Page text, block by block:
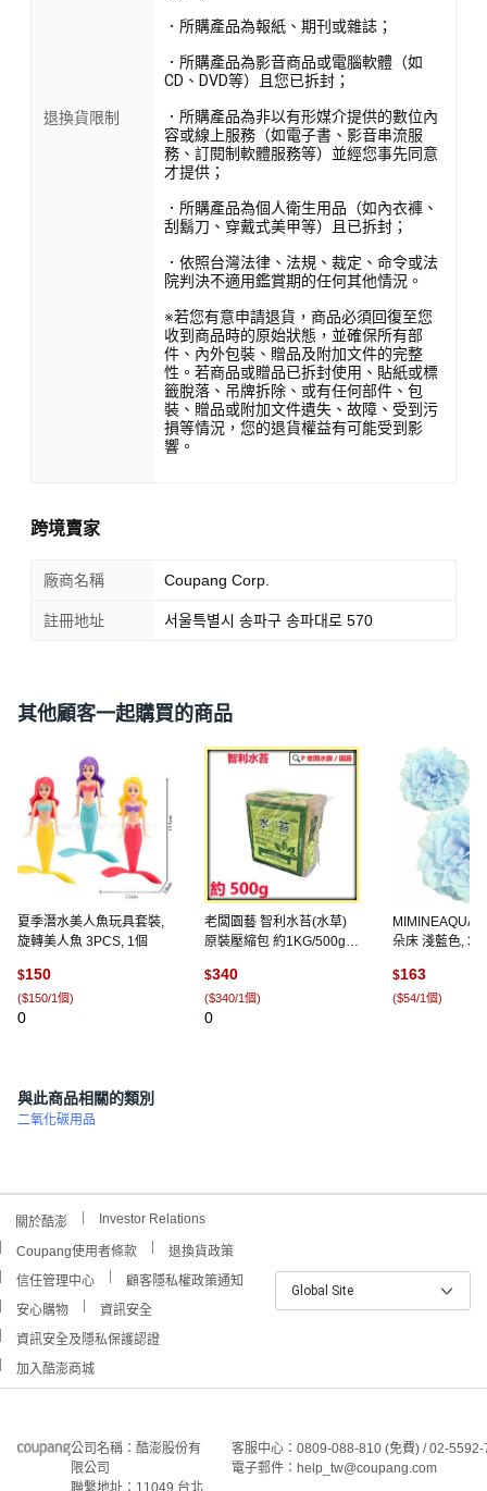
退換貨限制
．所購產品為報紙、期刊或雜誌；
．所購產品為影音商品或電腦軟體（如
CD、DVD等）且您已拆封；
．所購產品為非以有形媒介提供的數位內
容或線上服務（如電子書、影音串流服
務、訂閱制軟體服務等）並經您事先同意
才提供；
．所購產品為個人衛生用品（如內衣褲、
刮鬍刀、穿戴式美甲等）且已拆封；
．依照台灣法律、法規、裁定、命令或法
院判決不適用鑑賞期的任何其他情況。
※若您有意申請退貨，商品必須回復至您
收到商品時的原始狀態，並確保所有部
件、內外包裝、贈品及附加文件的完整
性。若商品或贈品已拆封使用、貼紙或標
籤脫落、吊牌拆除、或有任何部件、包
裝、贈品或附加文件遺失、故障、受到污
損等情況，您的退貨權益有可能受到影
響。
跨境賣家
廠商名稱 Coupang Corp.
註冊地址 서울특별시 송파구 송파대로 570
其他顧客一起購買的商品
夏季潛水美人魚玩具套裝,
旋轉美人魚 3PCS, 1個
$150
($150/1個)
0
老闆園藝 智利水苔(水草)
原裝壓縮包 約1KG/500g,
$340
($340/1個)
0
MIMINEAQUA
朵床 淺藍色, 3個
$163
($54/1個)
與此商品相關的類別
二氧化碳用品
關於酷澎 Investor Relations
Coupang使用者條款
退換貨政策
信任管理中心
顧客隱私權政策通知
安心購物
資訊安全
資訊安全及隱私保護認證
加入酷澎商城
Global Site
公司名稱：酷澎股份有
限公司
聯繫地址：11049 台北
客服中心：0809-088-810 (免費) / 02-
電子郵件：help_tw@coupang.com